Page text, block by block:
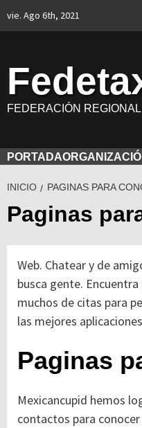
vie. Ago 6th, 2021
FEDERACIÓN
PORTADA
INICIO PAGINAS PARA
Paginas
Web. Chatear y de
busca gente.
muchos de citas para
las mejores
Paginas
Mexicancupid hemos
contactos para